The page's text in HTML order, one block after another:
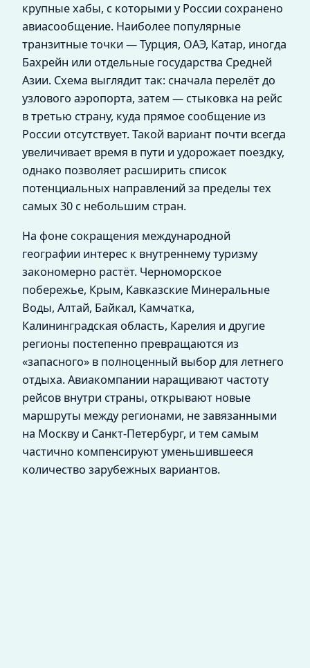
крупные хабы, с которыми у России сохранено
авиасообщение. Наиболее популярные
транзитные точки — Турция, ОАЭ, Катар, иногда
Бахрейн или отдельные государства Средней
Азии. Схема выглядит так: сначала перелёт до
узлового аэропорта, затем — стыковка на рейс
в третью страну, куда прямое сообщение из
России отсутствует. Такой вариант почти всегда
увеличивает время в пути и удорожает поездку,
однако позволяет расширить список
потенциальных направлений за пределы тех
самых 30 с небольшим стран.
На фоне сокращения международной
географии интерес к внутреннему туризму
закономерно растёт. Черноморское
побережье, Крым, Кавказские Минеральные
Воды, Алтай, Байкал, Камчатка,
Калининградская область, Карелия и другие
регионы постепенно превращаются из
«запасного» в полноценный выбор для летнего
отдыха. Авиакомпании наращивают частоту
рейсов внутри страны, открывают новые
маршруты между регионами, не завязанными
на Москву и Санкт‑Петербург, и тем самым
частично компенсируют уменьшившееся
количество зарубежных вариантов.